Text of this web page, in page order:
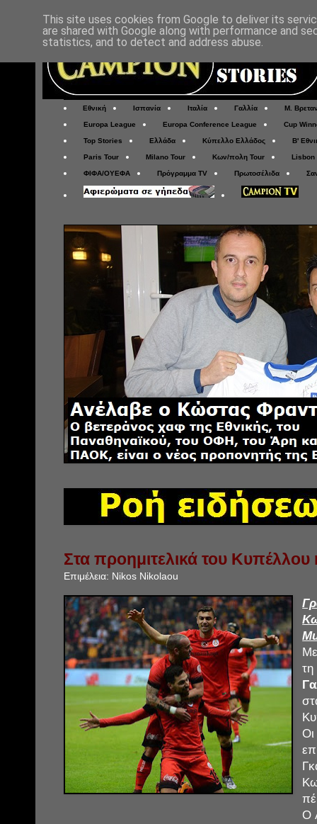
Εθνική Ισπανία Ιταλία Γαλλία Μ.
Europa League Europa Conference League Cup
Top Stories Ελλάδα Κύπελλο Ελλάδος Β'
Paris Tour Milano Tour Κων/πολη Tour Lisbon
ΦΙΦΑ/ΟΥΕΦΑ Πρόγραμμα TV Πρωτοσέλιδα
Στα προημιτελικά του
Επιμέλεια: Nikos Nikolaou
Ο
This site uses cookies from Google to deliver its
are shared with Google along with performance and
statistics, and to detect and address abuse.